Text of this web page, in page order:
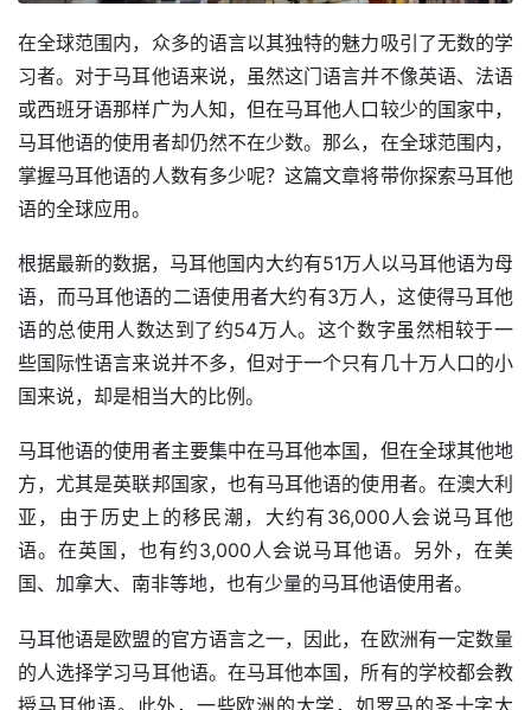
在全球范围内，众多的语言以其独特的魅力吸引了无数的学
习者。对于马耳他语来说，虽然这门语言并不像英语、法语
或西班牙语那样广为人知，但在马耳他人口较少的国家中，
马耳他语的使用者却仍然不在少数。那么，在全球范围内，
掌握马耳他语的人数有多少呢？这篇文章将带你探索马耳他
语的全球应用。
根据最新的数据，马耳他国内大约有51万人以马耳他语为母
语，而马耳他语的二语使用者大约有3万人，这使得马耳他
语的总使用人数达到了约54万人。这个数字虽然相较于一
些国际性语言来说并不多，但对于一个只有几十万人口的小
国来说，却是相当大的比例。
马耳他语的使用者主要集中在马耳他本国，但在全球其他地
方，尤其是英联邦国家，也有马耳他语的使用者。在澳大利
亚，由于历史上的移民潮，大约有36,000人会说马耳他
语。在英国，也有约3,000人会说马耳他语。另外，在美
国、加拿大、南非等地，也有少量的马耳他语使用者。
马耳他语是欧盟的官方语言之一，因此，在欧洲有一定数量
的人选择学习马耳他语。在马耳他本国，所有的学校都会教
授马耳他语。此外，一些欧洲的大学，如罗马的圣十字大